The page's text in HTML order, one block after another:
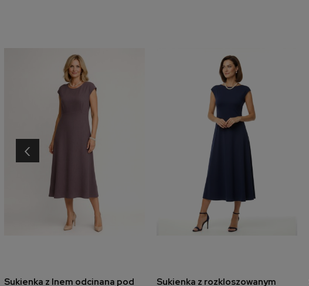
dodaj do koszyka
Sukienka z lnem odcinana pod
dodaj do koszyka
Sukienka z rozkloszowanym
‹